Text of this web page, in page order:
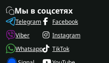
Мы в соцсетях
Telegram
Viber
Whatsapp
Facebook
Instagram
TikTok